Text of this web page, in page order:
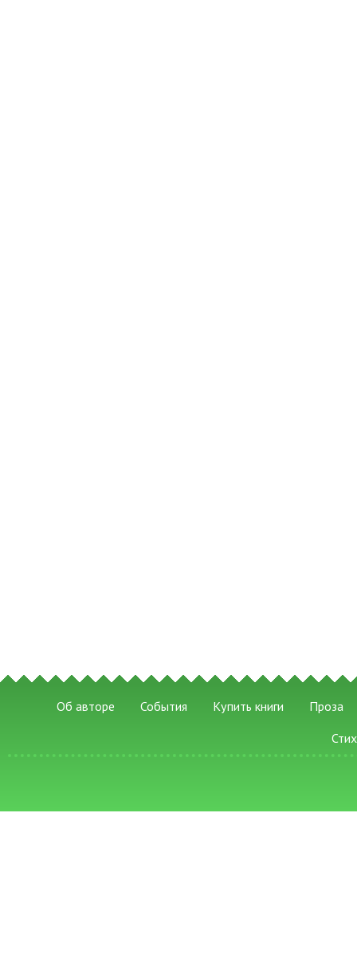
Об авторе События Купить книги
Проза